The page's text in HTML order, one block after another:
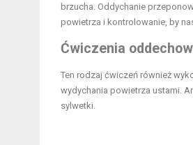
brzucha. Oddychanie
powietrza i kontrolowanie, by
Ćwiczenia
Ten rodzaj ćwiczeń również
wydychania powietrza ustami.
sylwetki.